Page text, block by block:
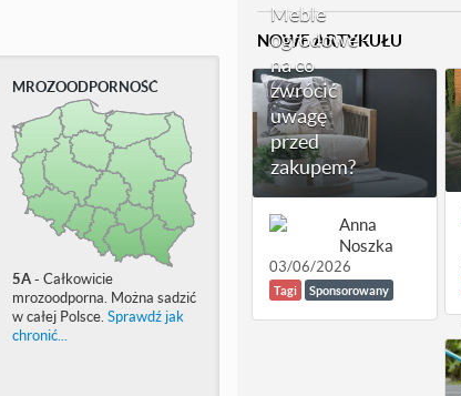
MROZOODPORNOŚĆ
5A- Całkowicie
mrozoodporna. Można sadzić
w całej Polsce. Sprawdź jak
chronić...
NOWE ARTYKUŁU
Meble
ogrodowe -
na co
zwrócić
uwagę
przed
zakupem?
Anna
Noszka
03/06/2026
Tagi Sponsorowany